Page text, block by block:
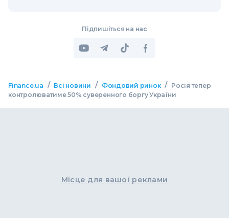
Підпишіться на нас
Finance.ua / Всі новини / Фондовий ринок / Росія тепер
контролюватиме 50% суверенного боргу України
Місце для вашої реклами